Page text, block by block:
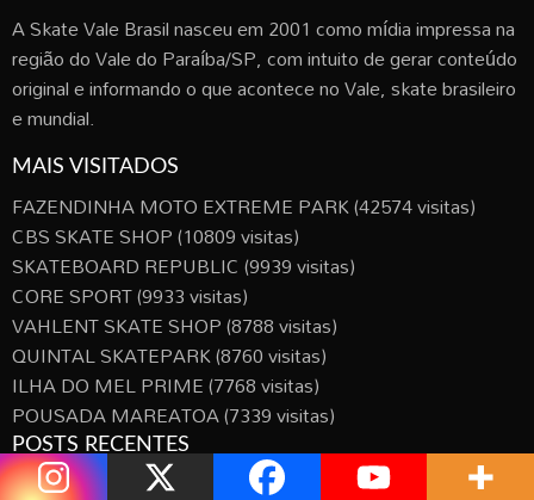
A Skate Vale Brasil nasceu em 2001 como mídia impressa na
região do Vale do Paraíba/SP, com intuito de gerar conteúdo
original e informando o que acontece no Vale, skate brasileiro
e mundial.
MAIS VISITADOS
FAZENDINHA MOTO EXTREME PARK(42574 visitas)
CBS SKATE SHOP(10809 visitas)
SKATEBOARD REPUBLIC(9939 visitas)
CORE SPORT(9933 visitas)
VAHLENT SKATE SHOP(8788 visitas)
QUINTAL SKATEPARK(8760 visitas)
ILHA DO MEL PRIME(7768 visitas)
POUSADA MAREATOA(7339 visitas)
POSTS RECENTES
Bones Brigade: Uma Autobiografia